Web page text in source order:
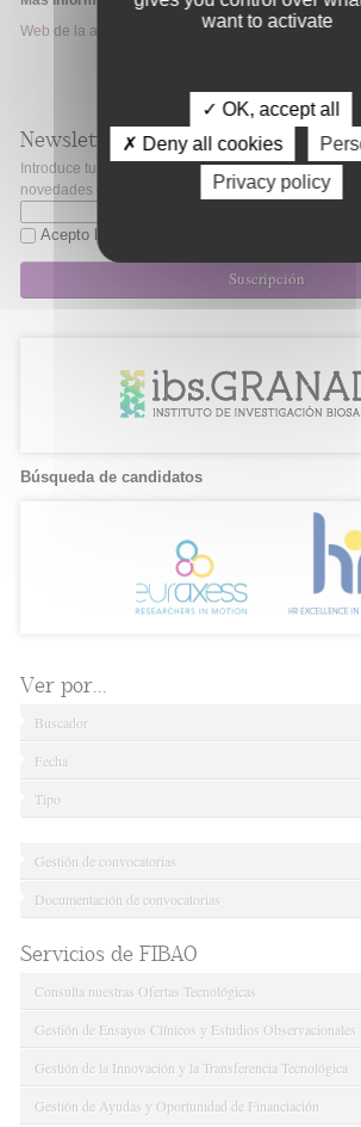
Web de la ayuda
Newsletter
Introduce tu correo electrónico si quieres
novedades de Fibao.
Acepto la
Suscripción
Búsqueda de candidatos
Ver por...
Buscador
Fecha
Tipo
Gestión de convocatorias
Documentación de convocatorias
Servicios de FIBAO
Consulta nuestras Ofertas Tecnológicas
Gestión de Ensayos Clínicos y Estudios Observacionales
Gestión de la Innovación y la Transferencia Tecnológica
Gestión de Ayudas y Oportunidad de Financiación
want to activate
✓ OK, accept all
✗ Deny all cookies
Privacy policy